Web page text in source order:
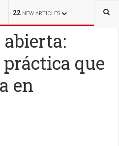
22 NEW ARTICLES
que
en